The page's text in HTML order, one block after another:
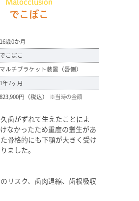
Malocclusion
でこぼこ
16歳0か月
でこぼこ
マルチブラケット装置（唇側）
1年7ヶ月
823,900円（税込） ※当時の金額
歯がずれて生えたことによ
なかったため重度の叢生があ
骨格的にも下顎が大きく受け
ました。
リスク、歯肉退縮、歯根吸収